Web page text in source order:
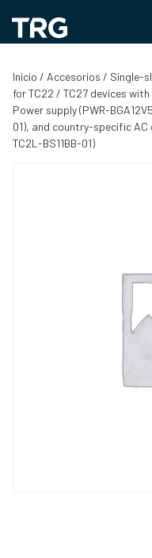
contenido
Inicio / Accesorios / Single-
for TC22 / TC27 devices
Power supply (PWR-
01), and country-specific AC
TC2L-BS11BB-01)